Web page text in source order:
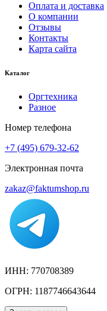
Оплата и доставка
О компании
Отзывы
Контакты
Карта сайта
Каталог
Оргтехника
Разное
Номер телефона
+7 (495) 679-32-62
Электронная почта
zakaz@faktumshop.ru
ИНН: 770708389
ОГРН: 1187746643644